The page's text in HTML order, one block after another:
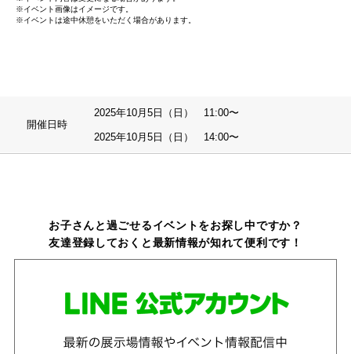
※イベント画像はイメージです。
※イベントは途中休憩をいただく場合があります。
開催日時
2025年10月5日（日） 11:00〜
2025年10月5日（日） 14:00〜
お子さんと過ごせるイベントをお探し中ですか？
友達登録しておくと最新情報が知れて便利です！